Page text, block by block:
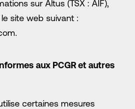
sur Altus (TSX : AIF),
site web suivant :
.
aux PCGR et autres
certaines mesures